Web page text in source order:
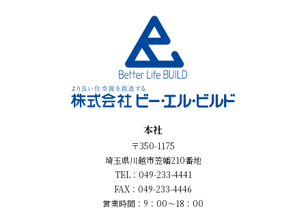
本社
〒350-1175
埼玉県川越市笠幡210番地
TEL：049-233-4441
FAX：049-233-4446
営業時間：9：00～18：00